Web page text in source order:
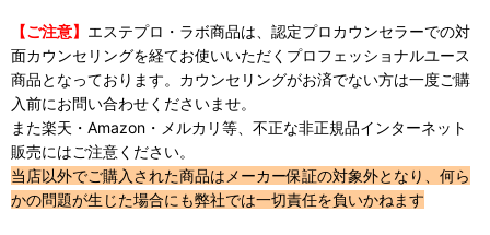
【ご注意】 エステプロ・ラボ商品は、認定プロカウンセラーでの対
面カウンセリングを経てお使いいただくプロフェッショナルユース
商品となっております。カウンセリングがお済でない方は一度ご購
入前にお問い合わせくださいませ。
また楽天・Amazon・メルカリ等、不正な非正規品インターネット
販売にはご注意ください。
当店以外でご購入された商品はメーカー保証の対象外となり、何ら
かの問題が生じた場合にも弊社では一切責任を負いかねます